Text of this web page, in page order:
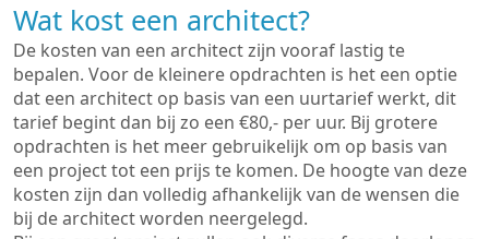
Wat kost een architect?
De kosten van een architect zijn vooraf lastig te
bepalen. Voor de kleinere opdrachten is het een optie
dat een architect op basis van een uurtarief werkt, dit
tarief begint dan bij zo een €80,- per uur. Bij grotere
opdrachten is het meer gebruikelijk om op basis van
een project tot een prijs te komen. De hoogte van deze
kosten zijn dan volledig afhankelijk van de wensen die
bij de architect worden neergelegd.